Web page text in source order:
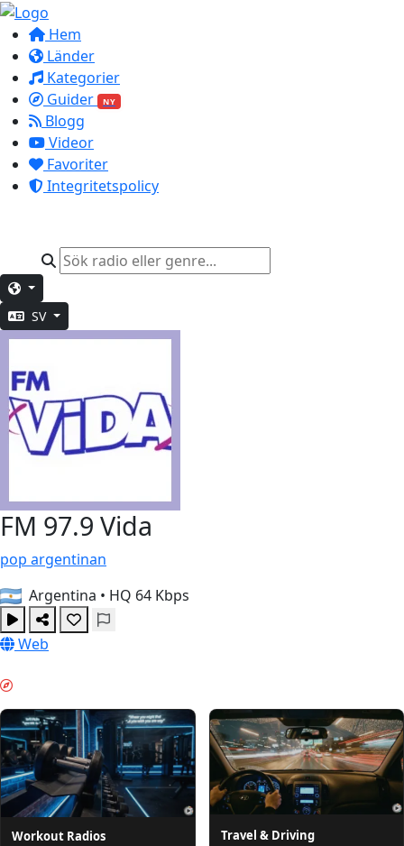
Hem
Länder
Kategorier
Guider
NY
Blogg
Videor
Favoriter
Integritetspolicy
SV
FM 97.9 Vida
pop argentinan
Argentina • HQ 64 Kbps
Web
Workout Radios Travel & Driving